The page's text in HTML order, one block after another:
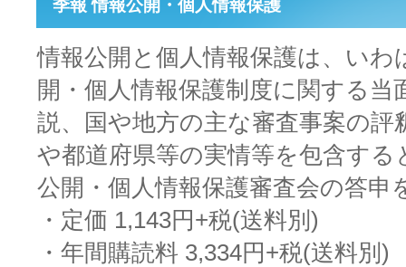
季報 情報公開・個人情報保護
情報公開と個人情報保護は、いわ
開・個人情報保護制度に関する当
説、国や地方の主な審査事案の評
や都道府県等の実情等を包含する
公開・個人情報保護審査会の答申
・定価 1,143円+税(送料別)
・年間購読料 3,334円+税(送料別)